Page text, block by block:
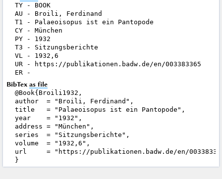
TY - BOOK
AU - Broili, Ferdinand
T1 - Palaeoisopus ist ein Pantopode
CY - München
PY - 1932
T3 - Sitzungsberichte
VL - 1932,6
UR - https://publikationen.badw.de/en/003383365
BibTex as file
@Book{Broili1932,
author  = "Broili, Ferdinand",
title   = "Palaeoisopus ist ein Pantopode",
year    = "1932",
address = "München",
series  = "Sitzungsberichte",
volume  = "1932,6",
url     = "https://publikationen.badw.de/en/